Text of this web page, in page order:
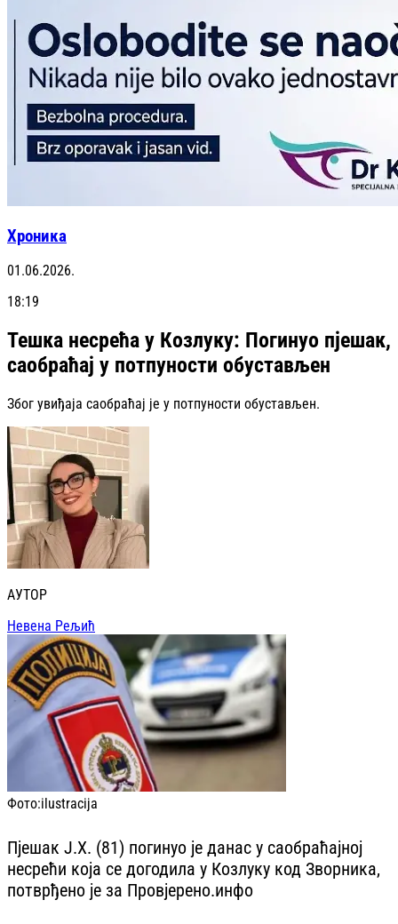
Хроника
01.06.2026.
18:19
Тешка несрећа у Козлуку: Погинуо пјешак,
саобраћај у потпуности обустављен
Због увиђаја саобраћај је у потпуности обустављен.
АУТОР
Невена Рељић
Фото:ilustracija
Пјешак Ј.Х. (81) погинуо је данас у саобраћајној
несрећи која се догодила у Козлуку код Зворника,
потврђено је за Провјерено.инфо